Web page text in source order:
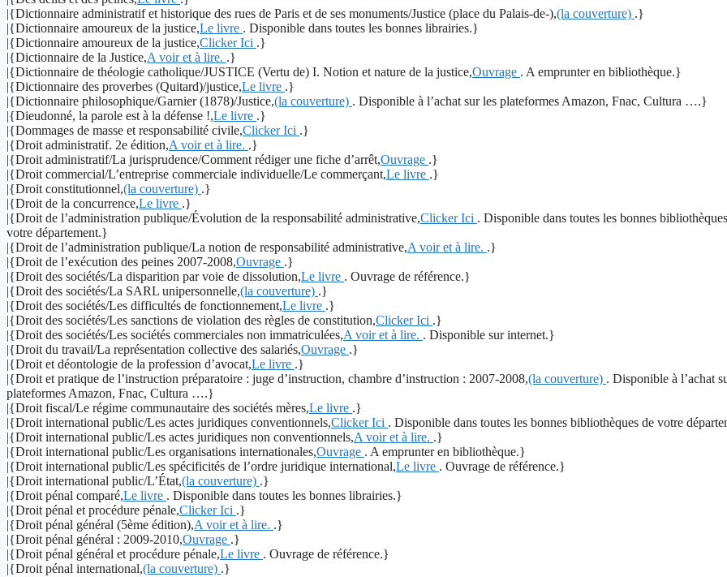
|{Dictionnaire administratif et historique des rues de Paris et de ses monuments/Justice (place du Palais-de-),(la couverture) .}
|{Dictionnaire amoureux de la justice,Le livre . Disponible dans toutes les bonnes librairies.}
|{Dictionnaire amoureux de la justice,Clicker Ici .}
|{Dictionnaire de la Justice,A voir et à lire. .}
|{Dictionnaire de théologie catholique/JUSTICE (Vertu de) I. Notion et nature de la justice,Ouvrage . A emprunter en bibliothèque.}
|{Dictionnaire des proverbes (Quitard)/justice,Le livre .}
|{Dictionnaire philosophique/Garnier (1878)/Justice,(la couverture) . Disponible à l’achat sur les plateformes Amazon, Fnac, Cultura ….}
|{Dieudonné, la parole est à la défense !,Le livre .}
|{Dommages de masse et responsabilité civile,Clicker Ici .}
|{Droit administratif. 2e édition,A voir et à lire. .}
|{Droit administratif/La jurisprudence/Comment rédiger une fiche d’arrêt,Ouvrage .}
|{Droit commercial/L’entreprise commerciale individuelle/Le commerçant,Le livre .}
|{Droit constitutionnel,(la couverture) .}
|{Droit de la concurrence,Le livre .}
|{Droit de l’administration publique/Évolution de la responsabilité administrative,Clicker Ici . Disponible dans toutes les bonnes
votre département.}
|{Droit de l’administration publique/La notion de responsabilité administrative,A voir et à lire. .}
|{Droit de l’exécution des peines 2007-2008,Ouvrage .}
|{Droit des sociétés/La disparition par voie de dissolution,Le livre . Ouvrage de référence.}
|{Droit des sociétés/La SARL unipersonnelle,(la couverture) .}
|{Droit des sociétés/Les difficultés de fonctionnement,Le livre .}
|{Droit des sociétés/Les sanctions de violation des règles de constitution,Clicker Ici .}
|{Droit des sociétés/Les sociétés commerciales non immatriculées,A voir et à lire. . Disponible sur internet.}
|{Droit du travail/La représentation collective des salariés,Ouvrage .}
|{Droit et déontologie de la profession d’avocat,Le livre .}
|{Droit et pratique de l’instruction préparatoire : juge d’instruction, chambre d’instruction : 2007-2008,(la couverture) . Disponible à l’achat
plateformes Amazon, Fnac, Cultura ….}
|{Droit fiscal/Le régime communautaire des sociétés mères,Le livre .}
|{Droit international public/Les actes juridiques conventionnels,Clicker Ici . Disponible dans toutes les bonnes bibliothèques de votre
|{Droit international public/Les actes juridiques non conventionnels,A voir et à lire. .}
|{Droit international public/Les organisations internationales,Ouvrage . A emprunter en bibliothèque.}
|{Droit international public/Les spécificités de l’ordre juridique international,Le livre . Ouvrage de référence.}
|{Droit international public/L’État,(la couverture) .}
|{Droit pénal comparé,Le livre . Disponible dans toutes les bonnes librairies.}
|{Droit pénal et procédure pénale,Clicker Ici .}
|{Droit pénal général (5ème édition),A voir et à lire. .}
|{Droit pénal général : 2009-2010,Ouvrage .}
|{Droit pénal général et procédure pénale,Le livre . Ouvrage de référence.}
|{Droit pénal international,(la couverture) .}